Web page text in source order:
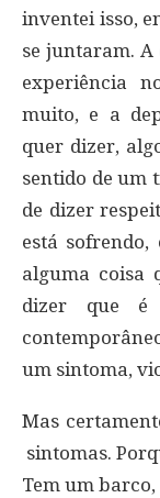
inventei isso,
se juntaram. A
experiência
muito, e a
quer dizer,
sentido de um
de dizer
está
alguma coisa
dizer que é
um sintoma,
Mas
sintomas.
Tem um barco,